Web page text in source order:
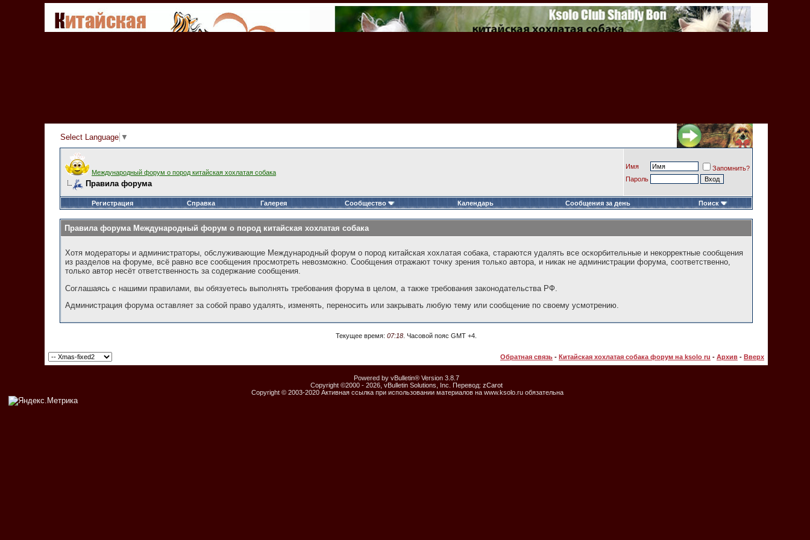
Select Language ▼
Международный форум о пород китайская хохлатая собака
Правила форума
Имя
Запомнить?
Пароль
Регистрация Справка Галерея Сообщество Календарь Сообщения за день Поиск
Правила форума Международный форум о пород китайская хохлатая собака
Хотя модераторы и администраторы, обслуживающие Международный форум о пород китайская хохлатая собака, стараются удалять все оскорбительные и некорректные сообщения
из разделов на форуме, всё равно все сообщения просмотреть невозможно. Сообщения отражают точку зрения только автора, и никак не администрации форума, соответственно,
только автор несёт ответственность за содержание сообщения.
Соглашаясь с нашими правилами, вы обязуетесь выполнять требования форума в целом, а также требования законодательства РФ.
Администрация форума оставляет за собой право удалять, изменять, переносить или закрывать любую тему или сообщение по своему усмотрению.
Текущее время: 07:18 . Часовой пояс GMT +4.
Обратная связь - Китайская хохлатая собака форум на ksolo ru - Архив - Вверх
Powered by vBulletin® Version 3.8.7
Copyright ©2000 - 2026, vBulletin Solutions, Inc. Перевод: zCarot
Copyright © 2003-2020 Активная ссылка при использовании материалов на www.ksolo.ru обязательна